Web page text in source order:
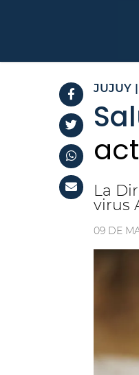
JUJUY |
La
virus
09 DE